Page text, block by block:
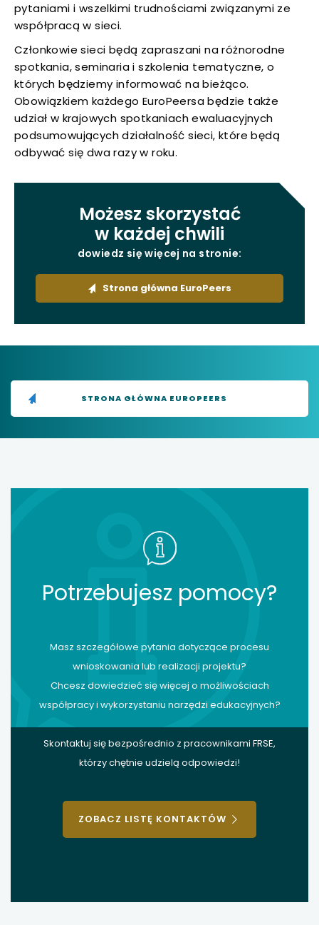
pytaniami i wszelkimi trudnościami związanymi ze
współpracą w sieci.
Członkowie sieci będą zapraszani na różnorodne
spotkania, seminaria i szkolenia tematyczne, o
których będziemy informować na bieżąco.
Obowiązkiem każdego EuroPeersa będzie także
udział w krajowych spotkaniach ewaluacyjnych
podsumowujących działalność sieci, które będą
odbywać się dwa razy w roku.
Możesz skorzystać
w każdej chwili
dowiedz się więcej na stronie:
przejdź
Strona główna EuroPeers
STRONA GŁÓWNA EUROPEERS
Potrzebujesz pomocy?
Masz szczegółowe pytania dotyczące procesu
wnioskowania lub realizacji projektu?
Chcesz dowiedzieć się więcej o możliwościach
współpracy i wykorzystaniu narzędzi edukacyjnych?
Skontaktuj się bezpośrednio z pracownikami FRSE,
którzy chętnie udzielą odpowiedzi!
ZOBACZ LISTĘ KONTAKTÓW